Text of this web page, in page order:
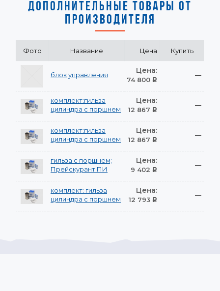
ДОПОЛНИТЕЛЬНЫЕ ТОВАРЫ ОТ
ПРОИЗВОДИТЕЛЯ
Фото Название Цена Купить
блок управления Цена:
74 800 Р
—
комплект:гильза
цилиндра с поршнем
Цена:
12 867 Р
—
комплект:гильза
цилиндра с поршнем
Цена:
12 867 Р
—
гильза с поршнем;
Прейскурант ПИ
Цена:
9 402 Р
—
комплект: гильза
цилиндра с поршнем
Цена:
12 793 Р
—